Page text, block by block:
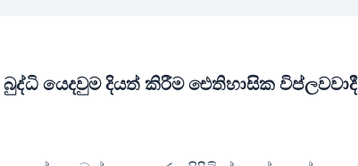
බුද්ධි යෙදවුම දියත් කිරීම ඓතිහාසික විප්ලවවාදී